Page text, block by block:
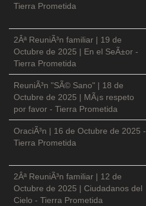
Tierra Prometida
2Âª ReuniÃ³n familiar | 19 de
Octubre de 2025 | En el SeÃ±or -
Tierra Prometida
ReuniÃ³n "SÃ© Sano" | 18 de
Octubre de 2025 | MÃ¡s respeto
por favor - Tierra Prometida
OraciÃ³n | 16 de Octubre de 2025 -
Tierra Prometida
2Âª ReuniÃ³n familiar | 12 de
Octubre de 2025 | Ciudadanos del
Cielo - Tierra Prometida